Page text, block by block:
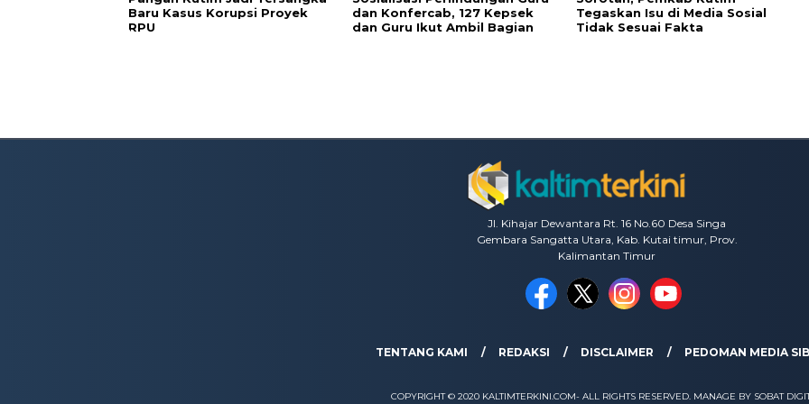
Baru Kasus Korupsi Proyek
RPU
dan Konfercab, 127 Kepsek
dan Guru Ikut Ambil Bagian
Tegaskan Isu di Media Sosial
Tidak Sesuai Fakta
Jl. Kihajar Dewantara Rt. 16 No.60 Desa Singa
Gembara Sangatta Utara, Kab. Kutai timur, Prov.
Kalimantan Timur
TENTANG KAMI REDAKSI DISCLAIMER PEDOMAN MEDIA
COPYRIGHT © 2020 KALTIMTERKINI.COM- ALL RIGHTS RESERVED. MANAGE BY SOBAT